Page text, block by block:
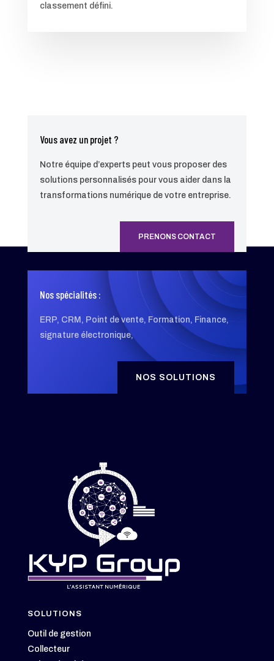
classement défini.
Vous avez un projet ?
Notre équipe d’experts peut vous proposer des
solutions personnalisés pour vous aider dans la
transformations numérique de votre entreprise.
PRENONS CONTACT
Nos spécialités :
ERP, CRM, Point de vente, Formation, Finance,
signature électronique,
NOS SOLUTIONS
SOLUTIONS
Outil de gestion
Collecteur